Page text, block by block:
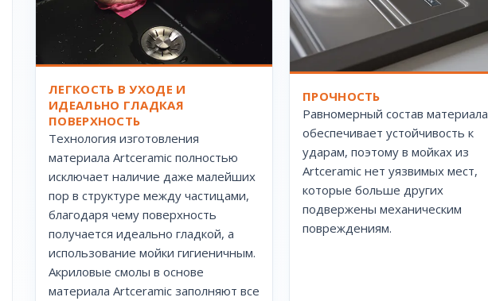
ЛЕГКОСТЬ В УХОДЕ И
ИДЕАЛЬНО ГЛАДКАЯ
ПОВЕРХНОСТЬ
Технология изготовления
материала Artceramic полностью
исключает наличие даже малейших
пор в структуре между частицами,
благодаря чему поверхность
получается идеально гладкой, а
использование мойки гигиеничным.
Акриловые смолы в основе
материала Artceramic заполняют все
ПРОЧНОСТЬ
Равномерный состав материала
обеспечивает устойчивость к
ударам, поэтому в мойках из
Artceramic нет уязвимых мест,
которые больше других
подвержены механическим
повреждениям.